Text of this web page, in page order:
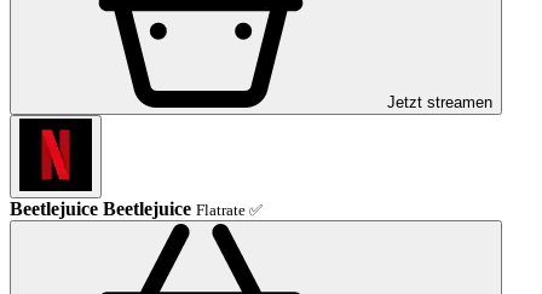
Jetzt streamen
Beetlejuice Beetlejuice Flatrate ✅